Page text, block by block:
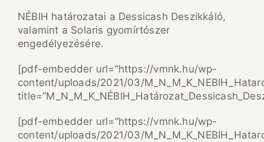
NÉBIH határozatai a Dessicash Deszikkáló,
valamint a Solaris gyomírtószer
engedélyezésére.
[pdf-embedder url=”https://vmnk.hu/wp-
content/uploads/2021/03/
[pdf-embedder url=”https://vmnk.hu/wp-
content/uploads/2021/03/